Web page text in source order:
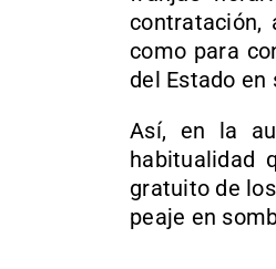
contratación,
como para
del Estado en
Así, en la
habitualidad
gratuito de
peaje en